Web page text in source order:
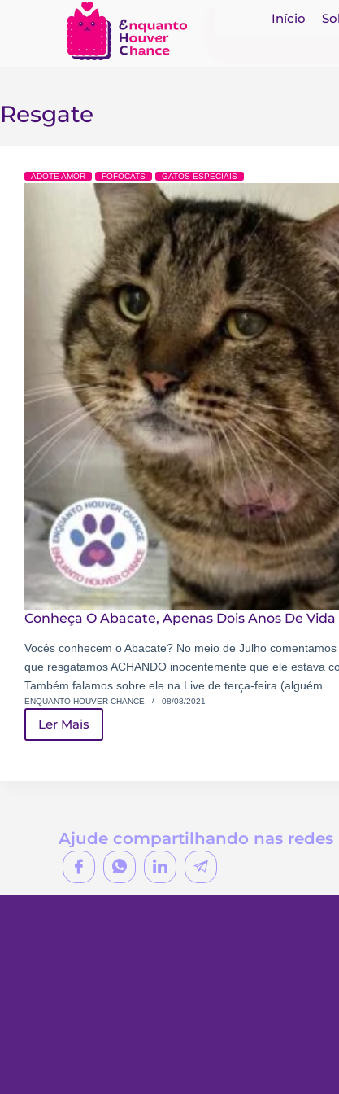
Início
Resgate
ADOTE AMOR FOFOCATS GATOS ESPECIAIS
Conheça O Abacate, Apenas Dois Anos De
Vocês conhecem o Abacate? No meio de Julho
que resgatamos ACHANDO inocentemente que ele estava
Também falamos sobre ele na Live de terça-feira (alguém…
ENQUANTO HOUVER CHANCE 08/08/2021
Ler Mais
Ajude compartilhando nas redes